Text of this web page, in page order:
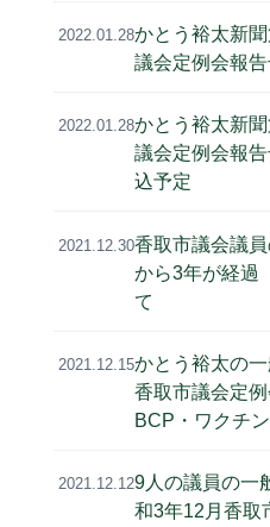
2022.01.28かとう裕太新
議会定例会報
2022.01.28かとう裕太新
議会定例会報
込予定
2021.12.30香取市議会議
から3年が経過
て
2021.12.15かとう裕太の
香取市議会定
BCP・ワクチ
2021.12.129人の議員の
和3年12月香取